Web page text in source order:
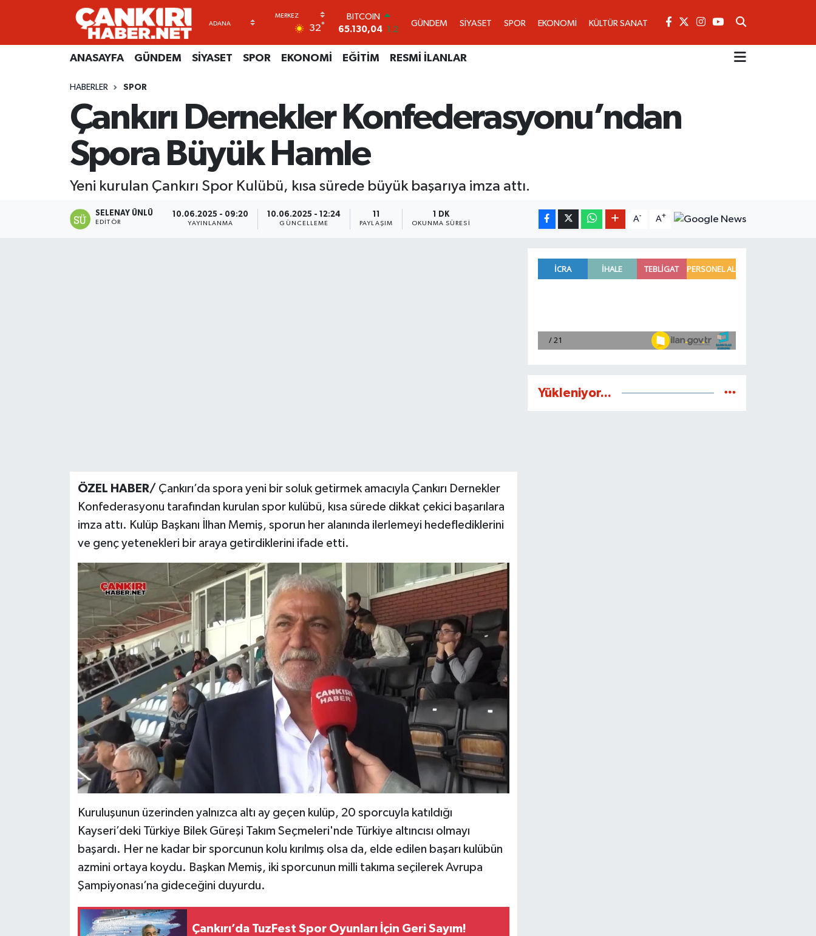
32°
DOLAR
47,7106 0.17
EURO
55,1652 0.27
6618.49
BİST100
GÜNDEM SİYASET SPOR EKONOMİ KÜLTÜR SANAT
ANASAYFA GÜNDEM SİYASET SPOR EKONOMİ EĞİTİM RESMİ İLANLAR
HABERLER SPOR
Çankırı Dernekler Konfederasyonu’ndan
Spora Büyük Hamle
Yeni kurulan Çankırı Spor Kulübü, kısa sürede büyük başarıya imza attı.
SELENAY ÜNLÜ
EDITÖR
10.06.2025 - 09:20
YAYINLANMA
10.06.2025 - 12:24
GÜNCELLEME PAYLAŞIM
1 DK
OKUNMA SÜRESI
A- A+
ÖZEL HABER/ Çankırı’da spora yeni bir soluk getirmek amacıyla Çankırı Dernekler
Konfederasyonu tarafından kurulan spor kulübü, kısa sürede dikkat çekici başarılara
imza attı. Kulüp Başkanı İlhan Memiş, sporun her alanında ilerlemeyi hedeflediklerini
ve genç yetenekleri bir araya getirdiklerini ifade etti.
Kuruluşunun üzerinden yalnızca altı ay geçen kulüp, 20 sporcuyla katıldığı
Kayseri’deki Türkiye Bilek Güreşi Takım Seçmeleri'nde Türkiye altıncısı olmayı
başardı. Her ne kadar bir sporcunun kolu kırılmış olsa da, elde edilen başarı kulübün
azmini ortaya koydu. Başkan Memiş, iki sporcunun milli takıma seçilerek Avrupa
Şampiyonası’na gideceğini duyurdu.
Çankırı’da TuzFest Spor Oyunları İçin Geri Sayım!
Yükleniyor...
ANASAYFA
SİYASET
RESMİ İLANLAR
Künye
Gizlilik Sözleşmesi
BİYOGRAFİLER
GÜNDEM
VİZYONDAKİLER
Merkez Hava Durumu
Süper Lig Puan Durumu ve Fikstür
Tüm Manşetler
Son Dakika Haberleri